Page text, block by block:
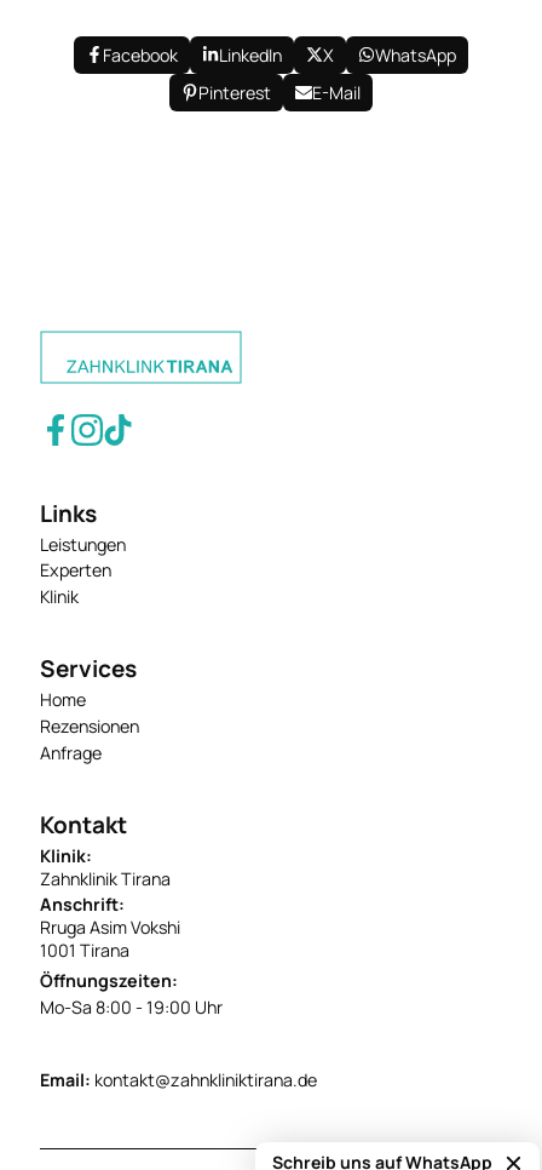
Facebook LinkedIn X
WhatsApp
Pinterest
E-Mail
Links
Leistungen
Experten
Klinik
Services
Home
Rezensionen
Anfrage
Kontakt
Klinik:
Zahnklinik Tirana
Anschrift:
Rruga Asim Vokshi
1001 Tirana
Öffnungszeiten:
Mo-Sa 8:00 - 19:00 Uhr
Email: kontakt@zahnkliniktirana.de
Schreib uns auf WhatsApp